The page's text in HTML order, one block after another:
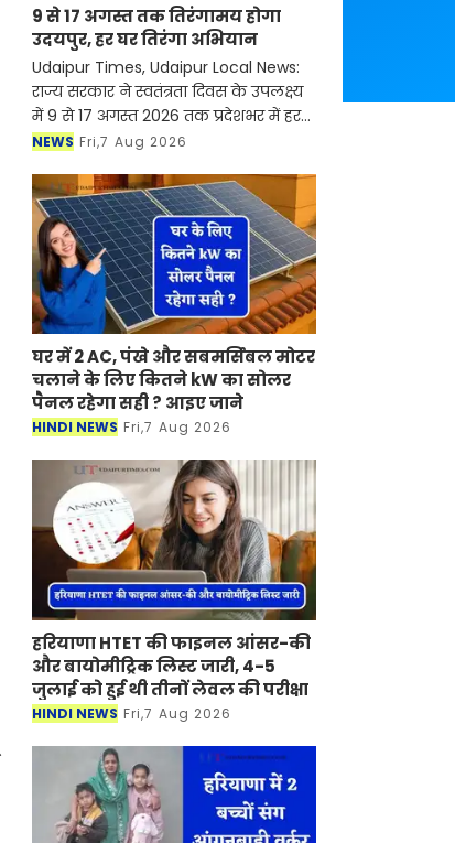
9 से 17 अगस्त तक तिरंगामय होगा
उदयपुर, हर घर तिरंगा अभियान
Udaipur Times, Udaipur Local News:
राज्य सरकार ने स्वतंत्रता दिवस के उपलक्ष्य
में 9 से 17 अगस्त 2026 तक प्रदेशभर में हर
घर तिरंगा अभियान को व्यापक जनभागीदारी
है
NEWS Fri,7 Aug 2026
घर में 2 AC, पंखे और सबमर्सिबल मोटर
चलाने के लिए कितने kW का सोलर
पैनल रहेगा सही ? आइए जाने
HINDI NEWS Fri,7 Aug 2026
हरियाणा HTET की फाइनल आंसर-की
और बायोमीट्रिक लिस्ट जारी, 4-5
जुलाई को हुई थी तीनों लेवल की परीक्षा
HINDI NEWS Fri,7 Aug 2026